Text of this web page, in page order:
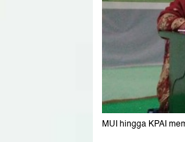
MUI hingga KPAI